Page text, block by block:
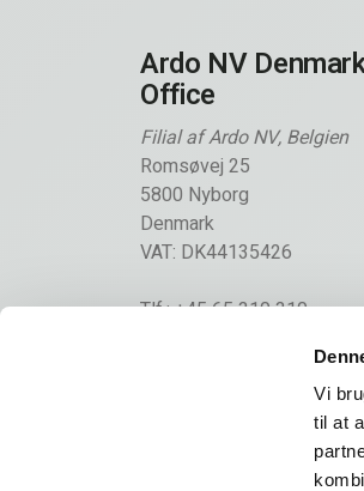
Vi
til at
Ardo NV
Office
Filial af Ardo NV, Belgien
Romsøvej 25
5800 Nyborg
Denmark
VAT: DK44135426
Tlf.: +45 65 310 310